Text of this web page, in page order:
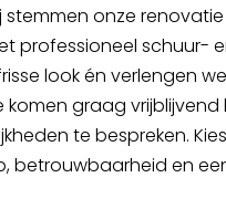
stemmen onze
professioneel schuur-
look én verlengen
komen graag
te bespreken.
betrouwbaarheid en